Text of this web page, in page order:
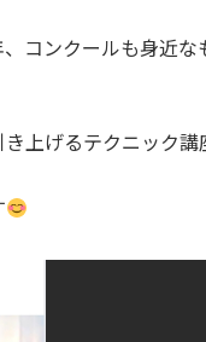
コンクールも身近
上げるテクニック